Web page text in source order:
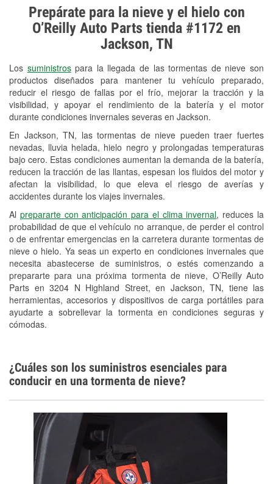
Prepárate para la nieve y el hielo con
O’Reilly Auto Parts tienda #1172 en
Jackson, TN
Los suministrospara la llegada de las tormentas de nieve son
productos diseñados para mantener tu vehículo preparado,
reducir el riesgo de fallas por el frío, mejorar la tracción y la
visibilidad, y apoyar el rendimiento de la batería y el motor
durante condiciones invernales severas en Jackson.
En Jackson, TN, las tormentas de nieve pueden traer fuertes
nevadas, lluvia helada, hielo negro y prolongadas temperaturas
bajo cero. Estas condiciones aumentan la demanda de la batería,
reducen la tracción de las llantas, espesan los fluidos del motor y
afectan la visibilidad, lo que eleva el riesgo de averías y
accidentes durante los viajes invernales.
Al prepararte con anticipación para el clima invernal, reduces la
probabilidad de que el vehículo no arranque, de perder el control
o de enfrentar emergencias en la carretera durante tormentas de
nieve o hielo. Ya seas un experto en condiciones invernales que
necesita abastecerse de suministros, o estés comenzando a
prepararte para una próxima tormenta de nieve, O’Reilly Auto
Parts en 3204 N Highland Street, en Jackson, TN, tiene las
herramientas, accesorios y dispositivos de carga portátiles para
ayudarte a sobrellevar la tormenta en condiciones seguras y
cómodas.
Prueba de alternadores y
arrancadores
Revisión de la luz "Check Engine"
Reciclaje de baterías y aceite
Instalación de bombillas de faros
Instalación de limpiaparabrisas
Programa de Préstamo de
Herramientas
Rectificación de tambores y discos de
freno
Mangueras hidráulicas a la medida
Snowstorm Supplies
Conoce más
Idiomas adicionales
Dactilología americana (Lenguaje americano
de señas), Español
¿Cuáles son los suministros esenciales para
conducir en una tormenta de nieve?